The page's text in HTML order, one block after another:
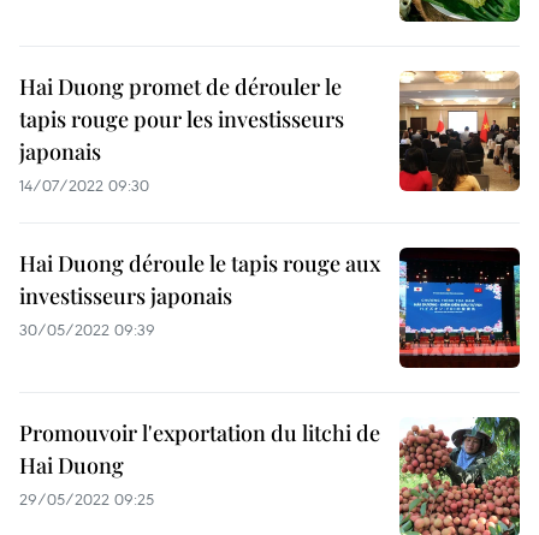
Hai Duong promet de dérouler le
tapis rouge pour les investisseurs
japonais
14/07/2022 09:30
Hai Duong déroule le tapis rouge aux
investisseurs japonais
30/05/2022 09:39
Promouvoir l'exportation du litchi de
Hai Duong
29/05/2022 09:25